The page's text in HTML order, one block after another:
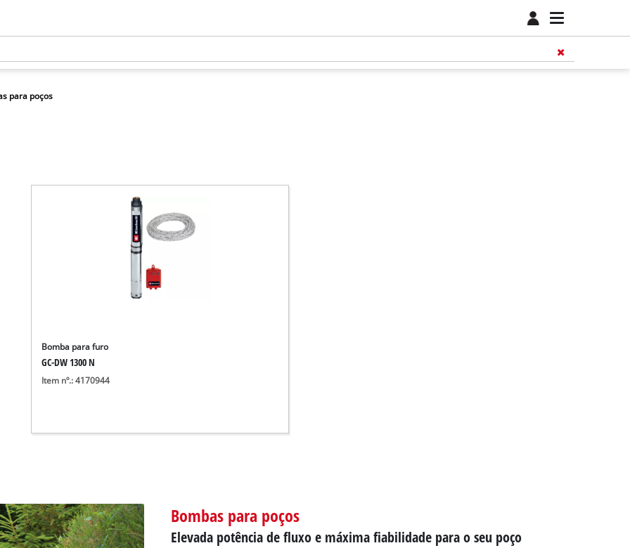
para poços
Bomba para furo
GC-DW 1300 N
Item nº.: 4170944
Bombas para poços
Elevada potência de fluxo e máxima fiabilidade para o seu poço